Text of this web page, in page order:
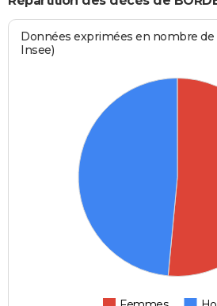
Données exprimées en nombre de
Insee)